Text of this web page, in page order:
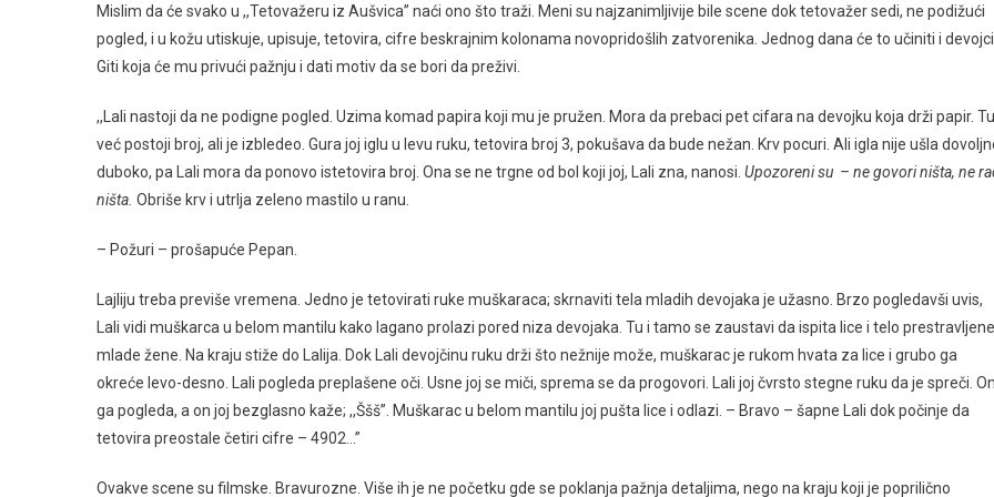
Mislim da će svako u ,,Tetovažeru iz Aušvica” naći ono što traži. Meni su najzanimljivije bile scene dok tetovažer sedi, ne podižući
pogled, i u kožu utiskuje, upisuje, tetovira, cifre beskrajnim kolonama novopridošlih zatvorenika. Jednog dana će to učiniti i devojci
Giti koja će mu privući pažnju i dati motiv da se bori da preživi.
,,Lali nastoji da ne podigne pogled. Uzima komad papira koji mu je pružen. Mora da prebaci pet cifara na devojku koja drži papir. Tu
već postoji broj, ali je izbledeo. Gura joj iglu u levu ruku, tetovira broj 3, pokušava da bude nežan. Krv pocuri. Ali igla nije ušla
duboko, pa Lali mora da ponovo istetovira broj. Ona se ne trgne od bol koji joj, Lali zna, nanosi. Upozoreni su – ne govori ništa, ne
ništa. Obriše krv i utrlja zeleno mastilo u ranu.
– Požuri – prošapuće Pepan.
Lajliju treba previše vremena. Jedno je tetovirati ruke muškaraca; skrnaviti tela mladih devojaka je užasno. Brzo pogledavši uvis,
Lali vidi muškarca u belom mantilu kako lagano prolazi pored niza devojaka. Tu i tamo se zaustavi da ispita lice i telo prestravljene
mlade žene. Na kraju stiže do Lalija. Dok Lali devojčinu ruku drži što nežnije može, muškarac je rukom hvata za lice i grubo ga
okreće levo-desno. Lali pogleda preplašene oči. Usne joj se miči, sprema se da progovori. Lali joj čvrsto stegne ruku da je spreči.
ga pogleda, a on joj bezglasno kaže; ,,Ššš”. Muškarac u belom mantilu joj pušta lice i odlazi. – Bravo – šapne Lali dok počinje da
tetovira preostale četiri cifre – 4902…”
Ovakve scene su filmske. Bravurozne. Više ih je ne početku gde se poklanja pažnja detaljima, nego na kraju koji je poprilično